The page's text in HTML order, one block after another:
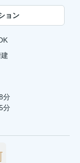
ョン
分
分